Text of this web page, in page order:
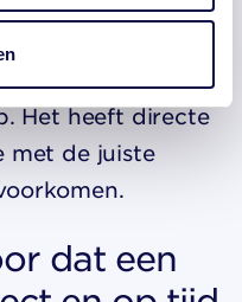
is geen
Het heeft directe
met de juiste
dat een